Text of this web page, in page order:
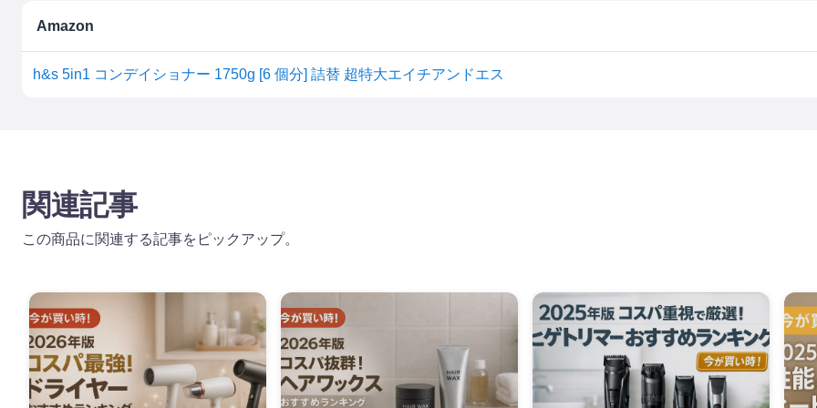
Amazon
h&s 5in1 コンデイショナー 1750g [6 個分] 詰替 超特大エイチアンドエス
関連記事
この商品に関連する記事をピックアップ。